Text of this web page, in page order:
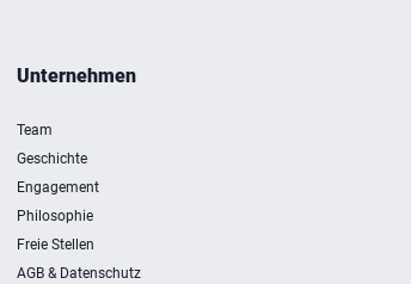
Unternehmen
Team
Geschichte
Engagement
Philosophie
Freie Stellen
AGB & Datenschutz